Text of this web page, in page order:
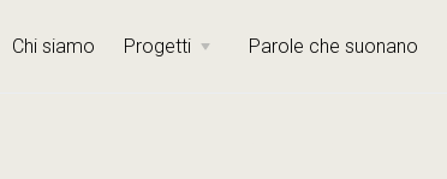
Chi siamo Progetti Parole che suonano